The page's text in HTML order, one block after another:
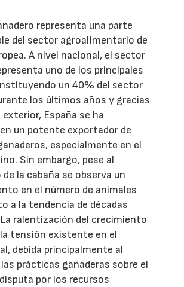
representa una parte
del sector agroalimentario de
A nivel nacional, el sector
uno de los principales
un 40% del sector
los últimos años y gracias
España se ha
un potente exportador de
especialmente en el
Sin embargo, pese al
la cabaña se observa un
en el número de animales
a la tendencia de décadas
ralentización del crecimiento
tensión existente en el
debida principalmente al
prácticas ganaderas sobre el
por los recursos